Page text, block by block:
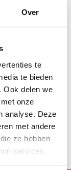
Over
te
te bieden
Ook delen we
onze
analyse. Deze
met andere
ze hebben
services.
met